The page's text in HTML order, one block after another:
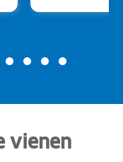
vienen